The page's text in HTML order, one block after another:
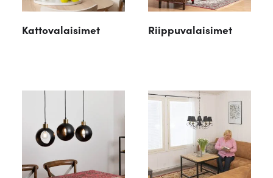
Kattovalaisimet Riippuvalaisimet